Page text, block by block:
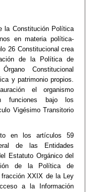
la Constitución Política
en materia política-
26 Constitucional crea
de la Política de
Constitucional
y patrimonio propios.
el organismo
funciones bajo los
Vigésimo Transitorio
en los artículos 59
de las Entidades
Estatuto Orgánico del
de la Política de
XXIX de la Ley
a la Información